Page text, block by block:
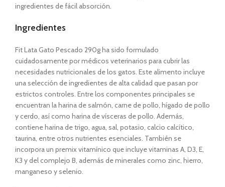
ingredientes de fácil absorción.
Ingredientes
Fit Lata Gato Pescado 290gha sido formulado
cuidadosamente por médicos veterinarios para cubrir las
necesidades nutricionales de los gatos. Este alimento incluye
una selección de ingredientes de alta calidad que pasan por
estrictos controles. Entre los componentes principales se
encuentran la harina de salmón, carne de pollo, hígado de pollo
y cerdo, así como harina de vísceras de pollo. Además,
contiene harina de trigo, agua, sal, potasio, calcio calcítico,
taurina, entre otros nutrientes esenciales. También se
incorpora un premix vitamínico que incluye vitaminas A, D3, E,
K3 y del complejo B, además de minerales como zinc, hierro,
manganeso y selenio.